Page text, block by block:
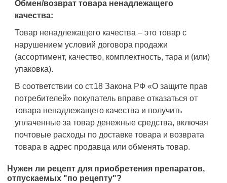
Обмен/возврат товара ненадлежащего
качества:
Товар ненадлежащего качества – это товар с
нарушением условий договора продажи
(ассортимент, качество, комплектность, тара и (или)
упаковка).
В соответствии со ст.18 Закона РФ «О защите прав
потребителей» покупатель вправе отказаться от
товара ненадлежащего качества и получить
уплаченные за товар денежные средства, включая
почтовые расходы по доставке товара и возврата
товара в адрес продавца или обменять товар.
Нужен ли рецепт для приобретения препаратов,
отпускаемых "по рецепту"?